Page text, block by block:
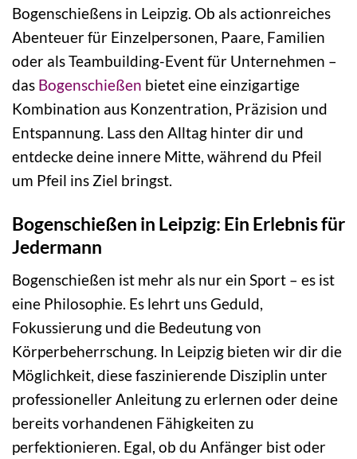
Bogenschießens in Leipzig. Ob als actionreiches
Abenteuer für Einzelpersonen, Paare, Familien
oder als Teambuilding-Event für Unternehmen –
das Bogenschießen bietet eine einzigartige
Kombination aus Konzentration, Präzision und
Entspannung. Lass den Alltag hinter dir und
entdecke deine innere Mitte, während du Pfeil
um Pfeil ins Ziel bringst.
Bogenschießen in Leipzig: Ein Erlebnis für
Jedermann
Bogenschießen ist mehr als nur ein Sport – es ist
eine Philosophie. Es lehrt uns Geduld,
Fokussierung und die Bedeutung von
Körperbeherrschung. In Leipzig bieten wir dir die
Möglichkeit, diese faszinierende Disziplin unter
professioneller Anleitung zu erlernen oder deine
bereits vorhandenen Fähigkeiten zu
perfektionieren. Egal, ob du Anfänger bist oder